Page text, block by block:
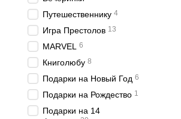
Путешественнику 4
Игра Престолов 13
MARVEL 6
Книголюбу 8
Подарки на Новый Год 6
Подарки на Рождество 1
Подарки на 14